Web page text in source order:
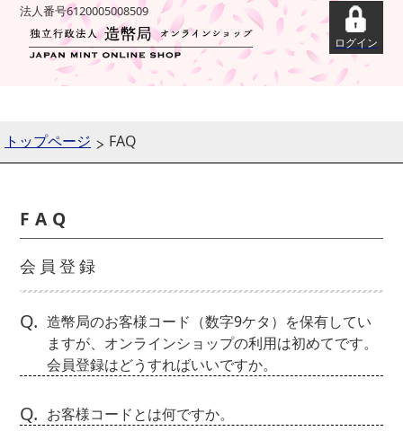
法人番号6120005008509
トップページ FAQ
FAQ
会員登録
Q. 造幣局のお客様コード（数字9ケタ）を保有してい
ますが、オンラインショップの利用は初めてです。
会員登録はどうすればいいですか。
Q. お客様コードとは何ですか。